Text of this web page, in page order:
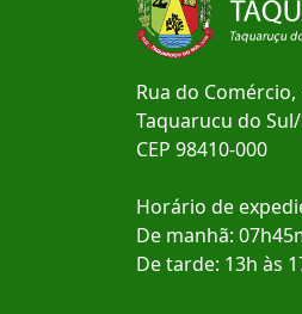
Rua do Comércio,
Taquarucu do Sul/
CEP 98410-000
Horário de
De manhã:
De tarde: 13h às